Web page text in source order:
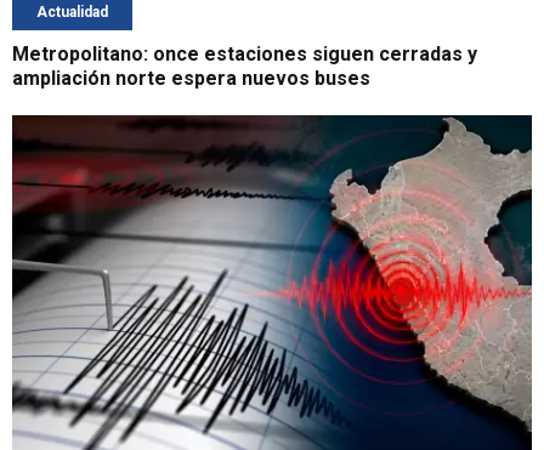
Actualidad
Metropolitano: once estaciones siguen cerradas y
ampliación norte espera nuevos buses